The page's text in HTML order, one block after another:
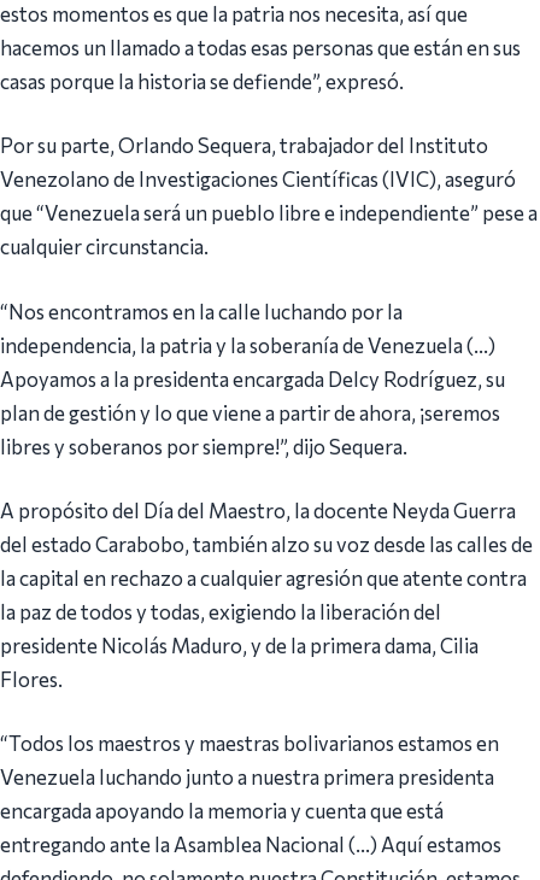
estos momentos es que la patria nos necesita, así que
hacemos un llamado a todas esas personas que están en sus
casas porque la historia se defiende”, expresó.
Por su parte, Orlando Sequera, trabajador del Instituto
Venezolano de Investigaciones Científicas (IVIC), aseguró
que “Venezuela será un pueblo libre e independiente” pese a
cualquier circunstancia.
“Nos encontramos en la calle luchando por la
independencia, la patria y la soberanía de Venezuela (…)
Apoyamos a la presidenta encargada Delcy Rodríguez, su
plan de gestión y lo que viene a partir de ahora, ¡seremos
libres y soberanos por siempre!”, dijo Sequera.
A propósito del Día del Maestro, la docente Neyda Guerra
del estado Carabobo, también alzo su voz desde las calles de
la capital en rechazo a cualquier agresión que atente contra
la paz de todos y todas, exigiendo la liberación del
presidente Nicolás Maduro, y de la primera dama, Cilia
Flores.
“Todos los maestros y maestras bolivarianos estamos en
Venezuela luchando junto a nuestra primera presidenta
encargada apoyando la memoria y cuenta que está
entregando ante la Asamblea Nacional (…) Aquí estamos